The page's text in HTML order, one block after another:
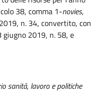
38, comma 1-novies,
n. 34, convertito, con
giugno 2019, n. 58, e
sanità, lavoro e politiche